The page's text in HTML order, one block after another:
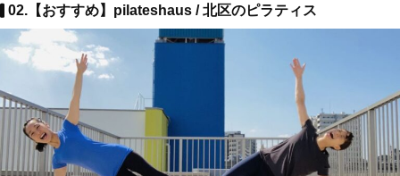
02.【おすすめ】pilateshaus / 北区のピラティス